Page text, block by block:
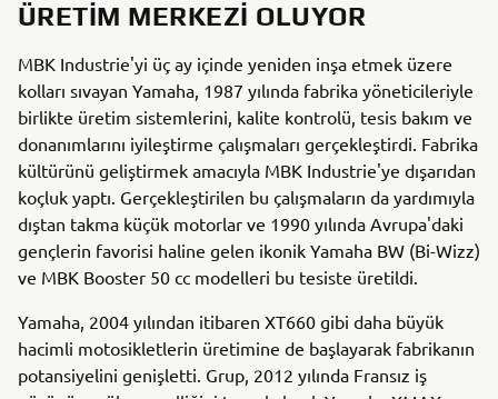
ÜRETIM MERKEZI OLUYOR
MBK Industrie'yi üç ay içinde yeniden inşa etmek üzere
kolları sıvayan Yamaha, 1987 yılında fabrika yöneticileriyle
birlikte üretim sistemlerini, kalite kontrolü, tesis bakım ve
donanımlarını iyileştirme çalışmaları gerçekleştirdi. Fabrika
kültürünü geliştirmek amacıyla MBK Industrie'ye dışarıdan
koçluk yaptı. Gerçekleştirilen bu çalışmaların da yardımıyla
dıştan takma küçük motorlar ve 1990 yılında Avrupa'daki
gençlerin favorisi haline gelen ikonik Yamaha BW (Bi-Wizz)
ve MBK Booster 50 cc modelleri bu tesiste üretildi.
Yamaha, 2004 yılından itibaren XT660 gibi daha büyük
hacimli motosikletlerin üretimine de başlayarak fabrikanın
potansiyelini genişletti. Grup, 2012 yılında Fransız iş